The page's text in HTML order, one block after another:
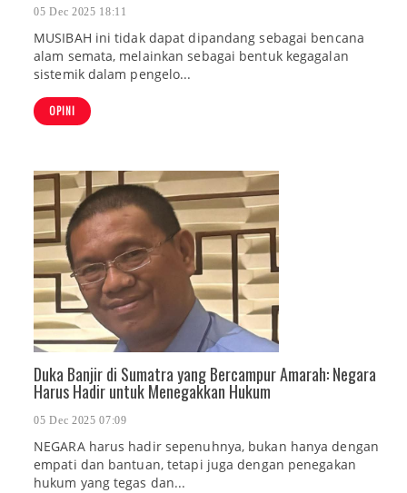
05 Dec 2025 18:11
MUSIBAH ini tidak dapat dipandang sebagai bencana
alam semata, melainkan sebagai bentuk kegagalan
sistemik dalam pengelo...
OPINI
Duka Banjir di Sumatra yang Bercampur Amarah: Negara
Harus Hadir untuk Menegakkan Hukum
05 Dec 2025 07:09
NEGARA harus hadir sepenuhnya, bukan hanya dengan
empati dan bantuan, tetapi juga dengan penegakan
hukum yang tegas dan...